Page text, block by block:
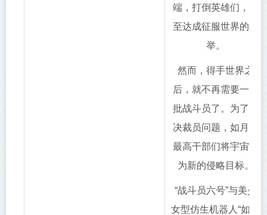
端，打倒英雄们，甚
至达成征服世界的壮
举。
然而，得手世界之
后，就不再需要一大
批战斗员了。为了解
决裁员问题，如月的
最高干部们将宇宙视
为新的侵略目标。
“战斗员六号”与美少
女型仿生机器人“如月